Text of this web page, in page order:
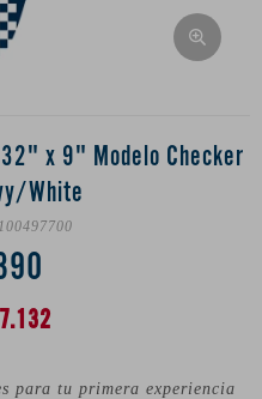
x 9" Modelo Checker
White
7.132
para tu primera experiencia